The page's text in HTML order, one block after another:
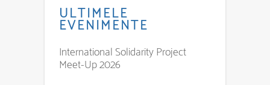
ULTIMELE
EVENIMENTE
International Solidarity Project
Meet-Up 2026